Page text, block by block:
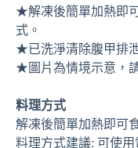
★解凍後簡單加熱即
式。
★已洗淨清除腹甲排
★圖片為情境示意，
料理方式
解凍後簡單加熱即可
料理方式建議: 可使用